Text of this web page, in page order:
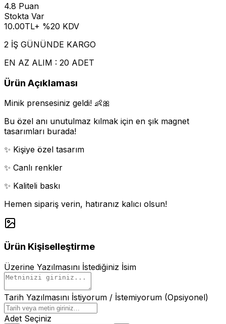
4.8 Puan
Stokta Var
10.00TL+ %20 KDV
2 İŞ GÜNÜNDE KARGO
EN AZ ALIM : 20 ADET
Ürün Açıklaması
Minik prensesiniz geldi! 👶🎀
Bu özel anı unutulmaz kılmak için en şık magnet
tasarımları burada!
✨ Kişiye özel tasarım
✨ Canlı renkler
✨ Kaliteli baskı
Hemen sipariş verin, hatıranız kalıcı olsun!
Ürün Kişiselleştirme
Üzerine Yazılmasını İstediğiniz İsim
Tarih Yazılmasını İstiyorum / İstemiyorum (Opsiyonel)
Adet Seçiniz